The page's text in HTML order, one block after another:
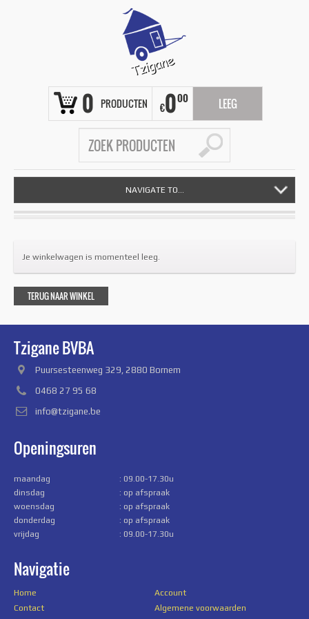
0 PRODUCTEN €000 LEEG
NAVIGATE TO...
Je winkelwagen is momenteel leeg.
TERUG NAAR WINKEL
Tzigane BVBA
Puursesteenweg 329, 2880 Bornem
0468 27 95 68
info@tzigane.be
Openingsuren
maandag
: 09.00-17.30u
dinsdag
: op afspraak
woensdag
: op afspraak
donderdag
: op afspraak
vrijdag
: 09.00-17.30u
Navigatie
Home
Account
Contact
Algemene voorwaarden